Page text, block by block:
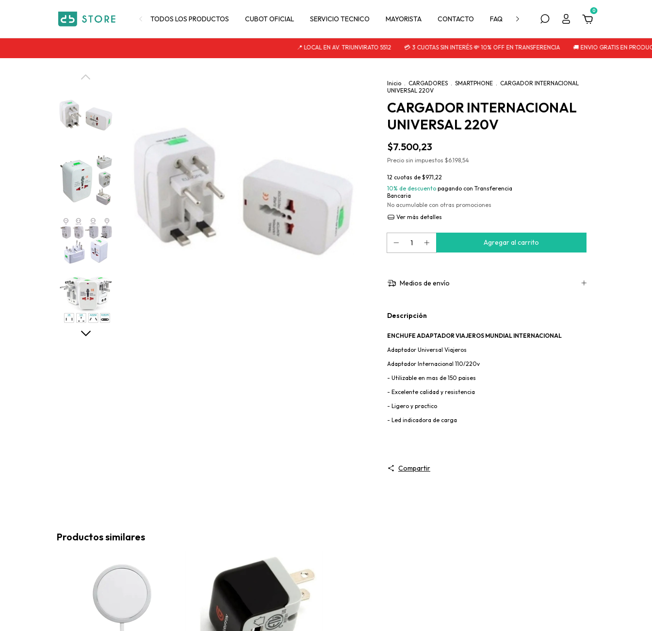
TODOS LOS PRODUCTOS CUBOT OFICIAL SERVICIO TECNICO MAYORISTA CONTACTO FAQ POLITICA DE DEVOLUCIÓN
0
📍 LOCAL EN AV. TRIUNVIRATO 5512 💳 3 CUOTAS SIN INTERÉS 💸 10% OFF EN TRANSFERENCIA 🚚 ENVIO GRATIS EN
Inicio . CARGADORES . SMARTPHONE . CARGADOR INTERNACIONAL
UNIVERSAL 220V
CARGADOR INTERNACIONAL
UNIVERSAL 220V
$7.500,23
Precio sin impuestos $6.198,54
12 cuotas de $971,22
10% de descuento pagando con Transferencia
Bancaria
No acumulable con otras promociones
Ver más detalles
Medios de envío
Descripción
ENCHUFE ADAPTADOR VIAJEROS MUNDIAL INTERNACIONAL
Adaptador Universal Viajeros
Adaptador Internacional 110/220v
- Utilizable en mas de 150 paises
- Excelente calidad y resistencia
- Ligero y practico
- Led indicadora de carga
Compartir
Productos similares